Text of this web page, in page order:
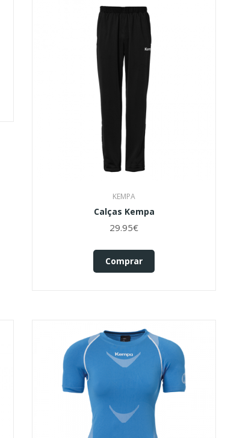
KEMPA
Calças Kempa
29.95€
Comprar